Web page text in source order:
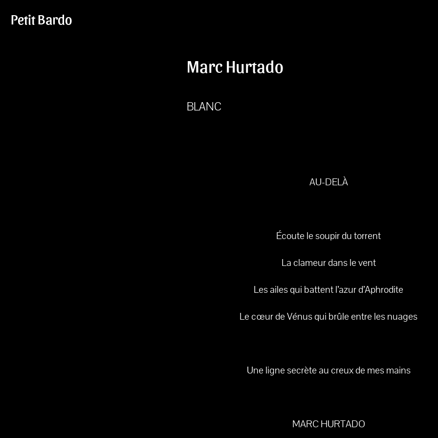
Petit Bardo
Marc Hurtado
BLANC
AU-DELÀ
Écoute le soupir du torrent
La clameur dans le vent
Les ailes qui battent l’azur d’Aphrodite
Le cœur de Vénus qui brûle entre les nuages
Une ligne secrète au creux de mes mains
MARC HURTADO